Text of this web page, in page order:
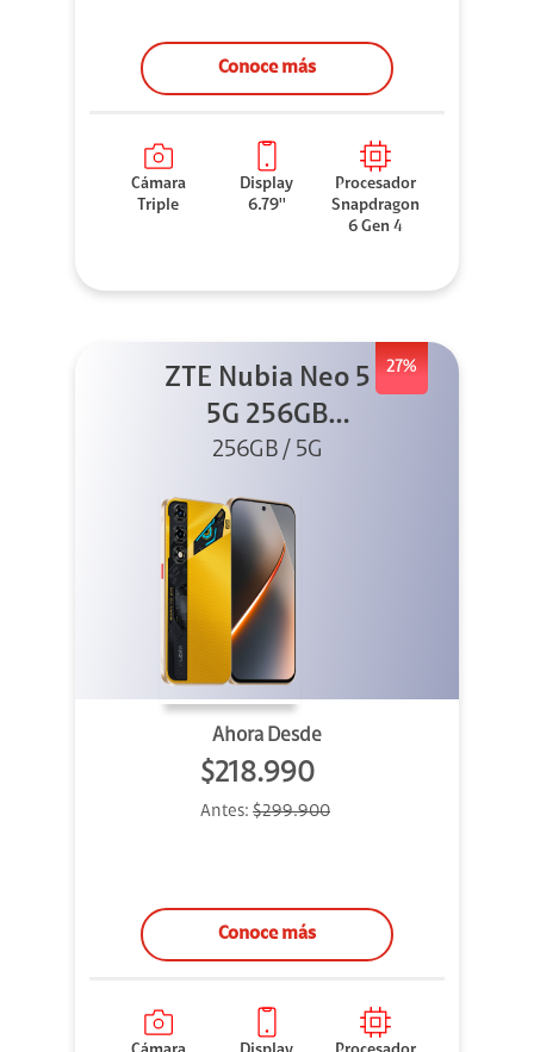
Conoce más
Cámara
Triple
Display
6.79''
Procesador
Snapdragon
6 Gen 4
27%
ZTE Nubia Neo 5
5G 256GB
Dorado
256GB / 5G
Ahora Desde
$218.990
Antes: $299.900
Conoce más